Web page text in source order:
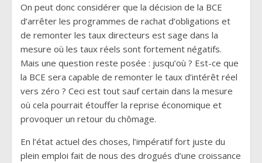
On peut donc considérer que la décision de la BCE
d’arrêter les programmes de rachat d’obligations et
de remonter les taux directeurs est sage dans la
mesure où les taux réels sont fortement négatifs.
Mais une question reste posée : jusqu’où ? Est-ce que
la BCE sera capable de remonter le taux d’intérêt réel
vers zéro ? Ceci est tout sauf certain dans la mesure
où cela pourrait étouffer la reprise économique et
provoquer un retour du chômage.
En l’état actuel des choses, l’impératif fort juste du
plein emploi fait de nous des drogués d’une croissance